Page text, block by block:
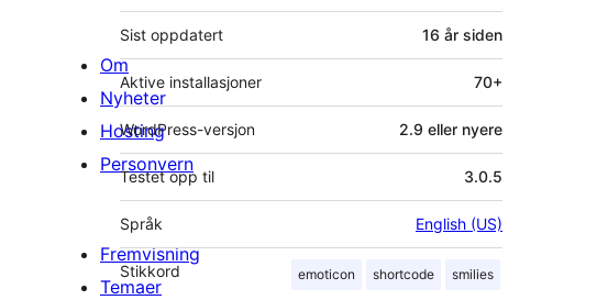
Sist oppdatert 16 år siden
Aktive installasjoner 70+
WordPress-versjon 2.9 eller nyere
Testet opp til 3.0.5
Språk English (US)
Stikkord emoticon shortcode smilies
Om
Nyheter
Hosting
Personvern
Fremvisning
Temaer